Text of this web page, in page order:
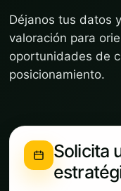
Déjanos tus datos
valoración para
oportunidades de
posicionamiento.
Solicita